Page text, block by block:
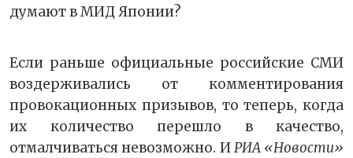
думают в МИД Японии?
Если раньше официальные российские СМИ
воздерживались от комментирования
провокационных призывов, то теперь, когда
их количество перешло в качество,
отмалчиваться невозможно. ИРИА «Новости»